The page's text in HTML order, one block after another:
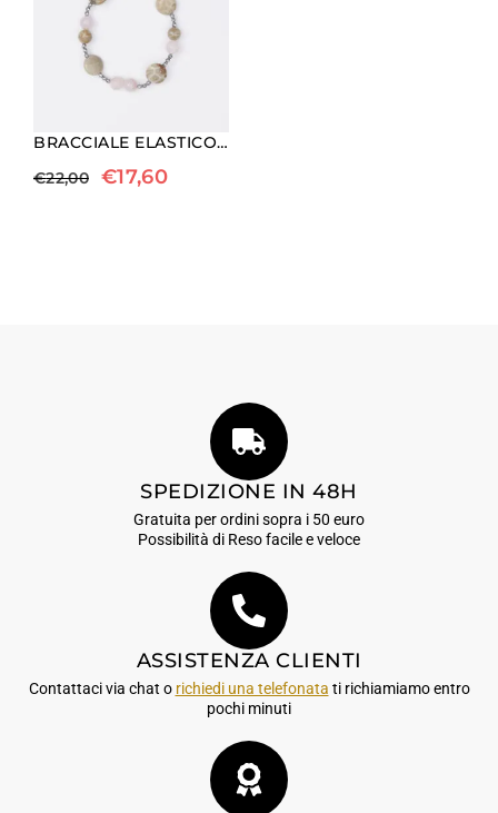
BRACCIALE ELASTICO IN EMATITE, QUARZO ROSA E CORALLO FOSSILE
€22,00 €17,60
SPEDIZIONE IN 48H
Gratuita per ordini sopra i 50 euro
Possibilità di Reso facile e veloce
ASSISTENZA CLIENTI
Contattaci via chat o richiedi una telefonata ti richiamiamo entro
pochi minuti